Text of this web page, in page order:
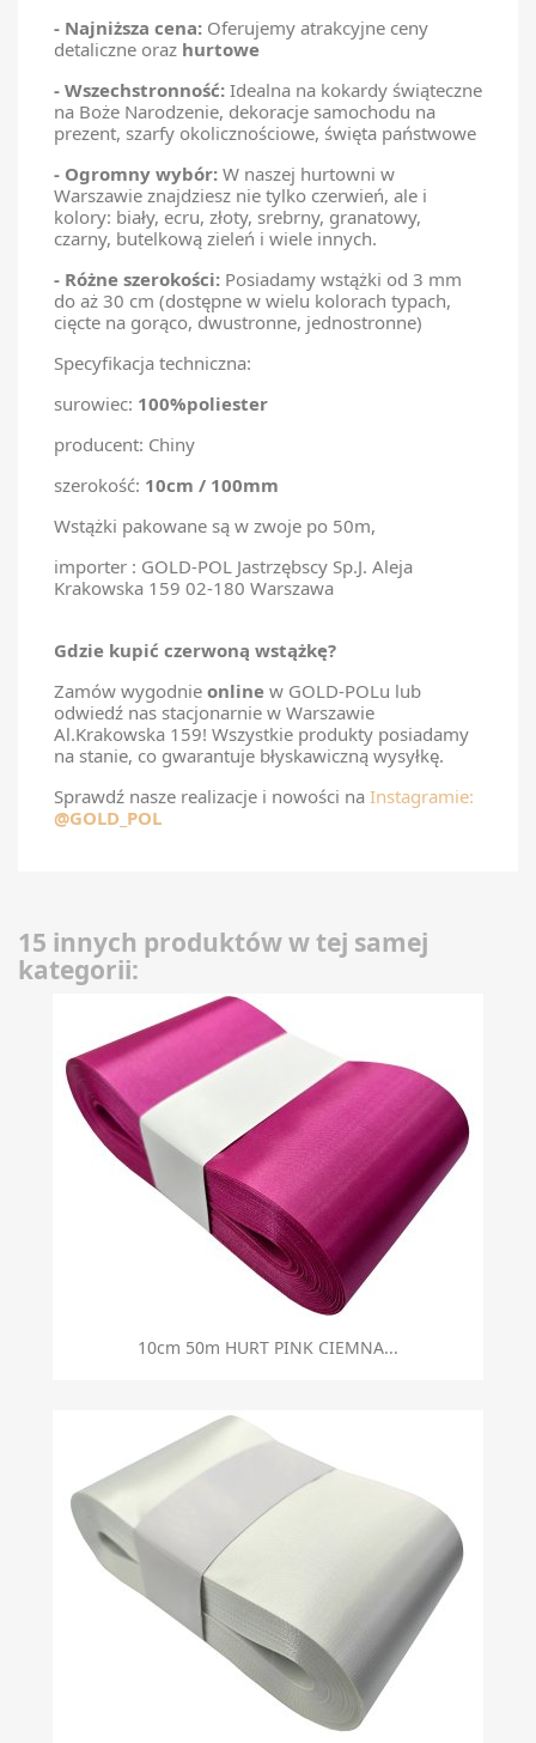
- Najniższa cena: Oferujemy atrakcyjne ceny
detaliczne oraz hurtowe
- Wszechstronność: Idealna na kokardy świąteczne
na Boże Narodzenie, dekoracje samochodu na
prezent, szarfy okolicznościowe, święta państwowe
- Ogromny wybór: W naszej hurtowni w
Warszawie znajdziesz nie tylko czerwień, ale i
kolory: biały, ecru, złoty, srebrny, granatowy,
czarny, butelkową zieleń i wiele innych.
- Różne szerokości: Posiadamy wstążki od 3 mm
do aż 30 cm (dostępne w wielu kolorach typach,
cięcte na gorąco, dwustronne, jednostronne)
Specyfikacja techniczna:
surowiec: 100%poliester
producent: Chiny
szerokość: 10cm / 100mm
Wstążki pakowane są w zwoje po 50m,
importer : GOLD-POL Jastrzębscy Sp.J. Aleja
Krakowska 159 02-180 Warszawa
Gdzie kupić czerwoną wstążkę?
Zamów wygodnie online w GOLD-POLu lub
odwiedź nas stacjonarnie w Warszawie
Al.Krakowska 159! Wszystkie produkty posiadamy
na stanie, co gwarantuje błyskawiczną wysyłkę.
Sprawdź nasze realizacje i nowości na Instagramie:
@GOLD_POL
15 innych produktów w tej samej
kategorii:
10cm 50m HURT PINK CIEMNA...